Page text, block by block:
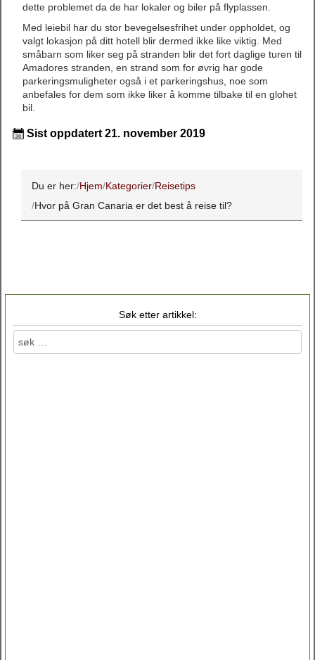
dette problemet da de har lokaler og biler på flyplassen.
Med leiebil har du stor bevegelsesfrihet under oppholdet, og
valgt lokasjon på ditt hotell blir dermed ikke like viktig. Med
småbarn som liker seg på stranden blir det fort daglige turen til
Amadores stranden, en strand som for øvrig har gode
parkeringsmuligheter også i et parkeringshus, noe som
anbefales for dem som ikke liker å komme tilbake til en glohet
bil.
Sist oppdatert 21. november 2019
Du er her: Hjem Kategorier Reisetips
Hvor på Gran Canaria er det best å reise til?
Søk etter artikkel: